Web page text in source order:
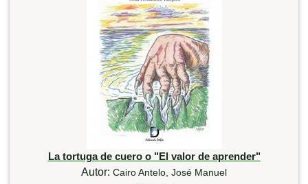
La tortuga de cuero o "El valor de aprender"
Autor: Cairo Antelo, José Manuel